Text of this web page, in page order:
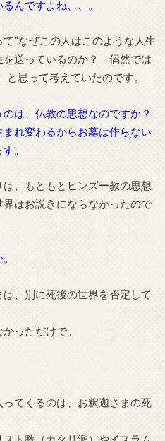
んですよね、、。
“なぜこの人はこのような人生
を送っているのか？ 偶然では
思って考えていたのです。
は、仏教の思想なのですか？
れ変わるからお墓は作らない
。
、もともとヒンズー教の思想
はお説きにならなかったので
、別に死後の世界を否定して
っただけで。
てくるのは、お釈迦さまの死